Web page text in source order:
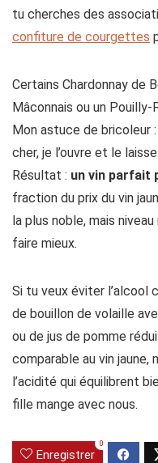
tu cherches des
confiture de courgettes
Certains Chardonnay de
Mâconnais ou un Pouilly-
Mon astuce de bricoleur
cher, je l’ouvre et le
Résultat : un vin parfait
fraction du prix du vin
la plus noble, mais
faire mieux.
Si tu veux éviter l’alcool
de bouillon de volaille
ou de jus de pomme
comparable au vin
l’acidité qui équilibrent
fille mange avec nous.
Enregistrer
0